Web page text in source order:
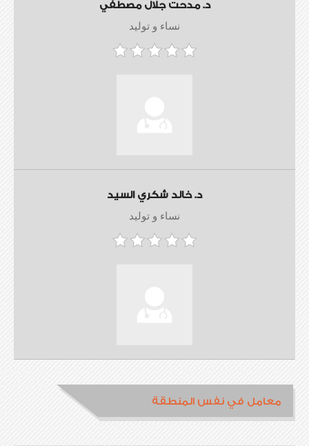
د. مدحت جلال مصطفي
نساء و توليد
د. خالد شكري السيد
نساء و توليد
معامل في نفس المنطقة